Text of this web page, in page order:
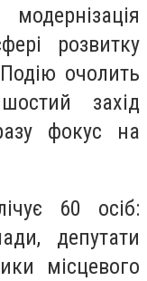
розвитку
Подію очолить
захід
фокус на
60 осіб:
депутати
місцевого